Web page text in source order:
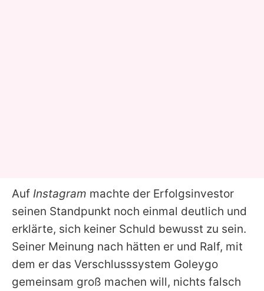
Auf Instagram machte der Erfolgsinvestor
seinen Standpunkt noch einmal deutlich und
erklärte, sich keiner Schuld bewusst zu sein.
Seiner Meinung nach hätten er und Ralf, mit
dem er das Verschlusssystem Goleygo
gemeinsam groß machen will, nichts falsch